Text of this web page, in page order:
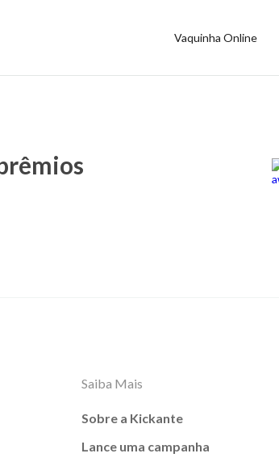
Vaquinha Online
Saiba Mais
Sobre a Kickante
Lance uma campanha